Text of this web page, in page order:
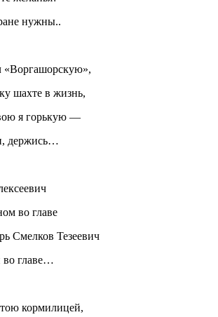
нужны..
«Воргашорскую»,
шахте в жизнь,
я горькую —
держись…
во главе
Смелков Тезеевич
во главе…
кормилицей,